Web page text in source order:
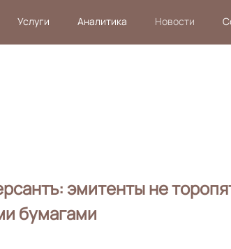
Услуги Аналитика Новости
эмитенты не
бумагами